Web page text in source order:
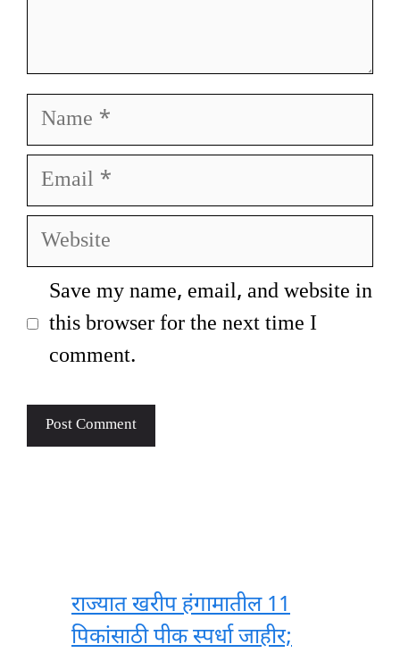
Name
Email
Website
Save my name, email, and website in
this browser for the next time I
comment.
राज्यात खरीप हंगामातील 11
पिकांसाठी पीक स्पर्धा जाहीर;